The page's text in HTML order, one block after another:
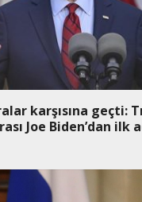
karşısına geçti:
Joe Biden’dan ilk